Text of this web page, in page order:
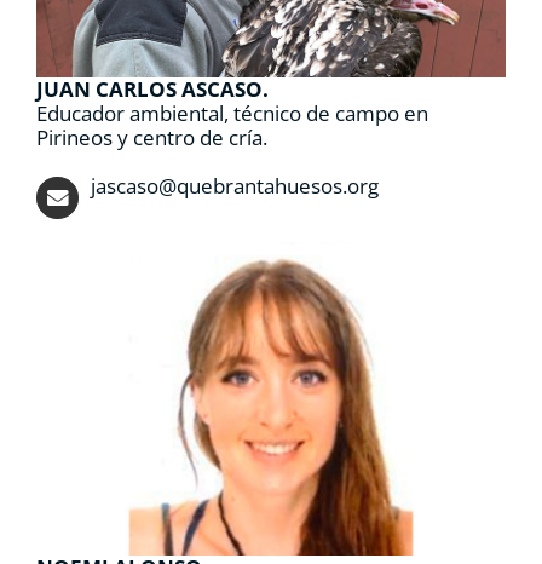
JUAN CARLOS ASCASO.
Educador ambiental, técnico de campo en
Pirineos y centro de cría.
jascaso@quebrantahuesos.org